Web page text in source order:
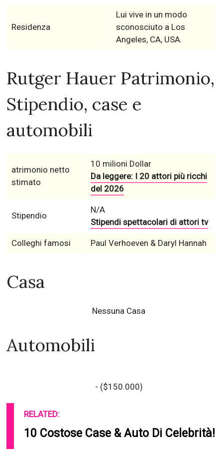
Residenza
Lui vive in un modo
sconosciuto a Los
Angeles, CA, USA.
Rutger Hauer Patrimonio,
Stipendio, case e
automobili
atrimonio netto
stimato
10 milioni Dollar
Da leggere: I 20 attori più ricchi
del 2026
Stipendio
N/A
Stipendi spettacolari di attori tv
Colleghi famosi Paul Verhoeven & Daryl Hannah
Casa
Nessuna Casa
Automobili
- ($150.000)
RELATED:
10 Costose Case & Auto Di Celebrità!